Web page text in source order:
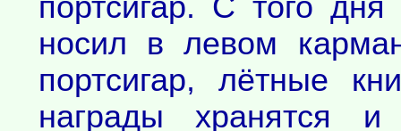
портсигар. С того
носил в левом
портсигар, лётные
награды хранятся и